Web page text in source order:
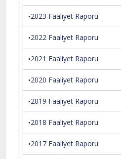
2023 Faaliyet Raporu
2022 Faaliyet Raporu
2021 Faaliyet Raporu
2020 Faaliyet Raporu
2019 Faaliyet Raporu
2018 Faaliyet Raporu
2017 Faaliyet Raporu